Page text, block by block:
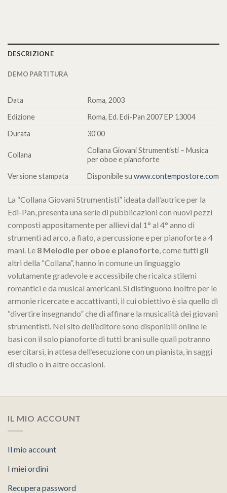
DESCRIZIONE
DEMO PARTITURA
Data
Roma, 2003
Edizione
Roma, Ed. Edi-Pan 2007 EP 13004
Durata
30’00
Collana
Collana Giovani Strumentisti – Musica
per oboe e pianoforte
Versione stampata
Disponibile suwww.contempostore.com
La “Collana Giovani Strumentisti” ideata dall’autrice per la
Edi-Pan, presenta una serie di pubblicazioni con nuovi pezzi
composti appositamente per allievi dal 1° al 4° anno di
strumenti ad arco, a fiato, a percussione e per pianoforte a 4
mani. Le 8 Melodie per oboe e pianoforte, come tutti gli
altri della “Collana”, hanno in comune un linguaggio
volutamente gradevole e accessibile che ricalca stilemi
romantici e da musical americani. Si distinguono inoltre per le
armonie ricercate e accattivanti, il cui obiettivo è sia quello di
“divertire insegnando” che di affinare la musicalità dei giovani
strumentisti. Nel sito dell’editore sono disponibili online le
basi con il solo pianoforte di tutti brani sulle quali potranno
esercitarsi, in attesa dell’esecuzione con un pianista, in saggi
di studio o in altre occasioni.
IL MIO ACCOUNT
Il mio account
I miei ordini
Recupera password